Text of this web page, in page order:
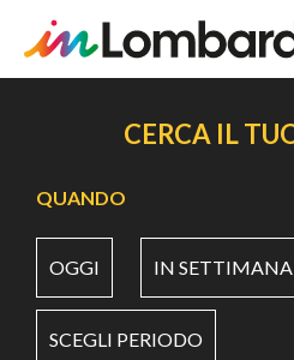
principale
CERCA IL
QUANDO
OGGI IN SETTIMANA
SCEGLI PERIODO